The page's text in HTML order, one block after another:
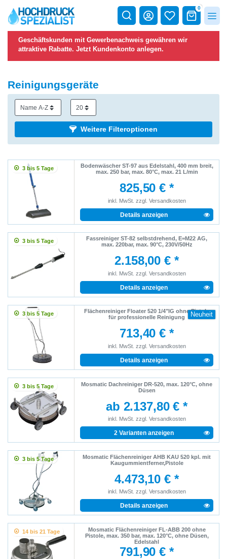
0
Geschäftskunden mit Gewerbenachweis gewähren wir
attraktive Rabatte. Jetzt Kundenkonto anlegen.
Reinigungsgeräte
Weitere Filteroptionen
3 bis 5 Tage
Bodenwäscher ST-97 aus Edelstahl, 400 mm breit,
max. 250 bar, max. 80°C, max. 21 L/min
825,50 € *
inkl. MwSt. zzgl. Versandkosten
Details anzeigen
3 bis 5 Tage
Fassreiniger ST-82 selbstdrehend, E=M22 AG,
max. 220bar, max. 90°C, 230V/50Hz
2.158,00 € *
inkl. MwSt. zzgl. Versandkosten
Details anzeigen
3 bis 5 Tage Neuheit
Flächenreiniger Floater 520 1/4"IG ohne Pistole
für professionelle Reinigung
713,40 € *
inkl. MwSt. zzgl. Versandkosten
Details anzeigen
3 bis 5 Tage
Mosmatic Dachreiniger DR-520, max. 120°C, ohne
Düsen
ab 2.137,80 € *
inkl. MwSt. zzgl. Versandkosten
2 Varianten anzeigen
3 bis 5 Tage
Mosmatic Flächenreiniger AHB KAU 520 kpl. mit
Kaugummientferner,Pistole
4.473,10 € *
inkl. MwSt. zzgl. Versandkosten
Details anzeigen
14 bis 21 Tage
Mosmatic Flächenreiniger FL-ABB 200 ohne
Pistole, max. 350 bar, max. 120°C, ohne Düsen,
Edelstahl
791,90 € *